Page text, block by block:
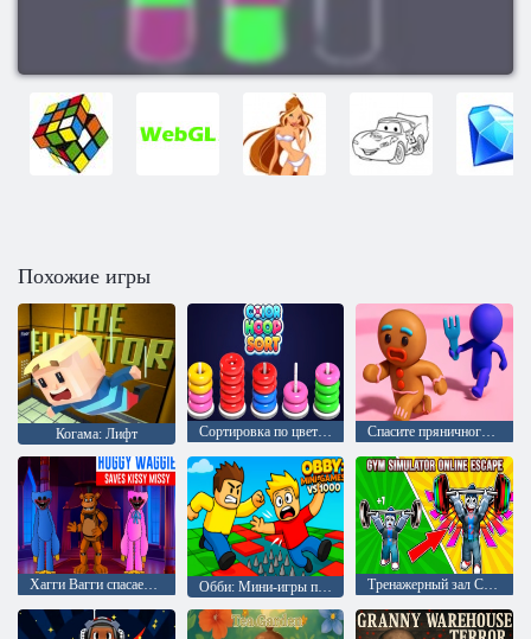
Похожие игры
Когама: Лифт Сортировка по цвету обручей Спасите пряничного человечка
Хагги Вагги спасает Кисси Мисси Обби: Мини-игры против 1000 Тренажерный зал Симулятор Онлайн Побег